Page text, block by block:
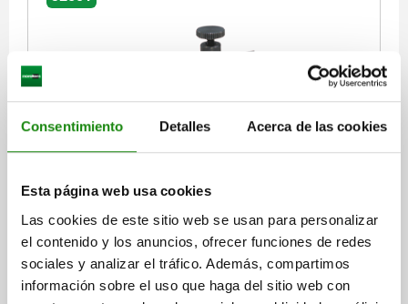
Consentimiento Detalles Acerca de las cookies
Esta página web usa cookies
Las cookies de este sitio web se usan para personalizar
el contenido y los anuncios, ofrecer funciones de redes
sociales y analizar el tráfico. Además, compartimos
información sobre el uso que haga del sitio web con
PASADOR DE PRESIÓN FOR 32501, 32506
VERSIÓN=PASADOR DE PRESIÓN
$4,495.74
más IVA.
más gastos de envío
DETALLES